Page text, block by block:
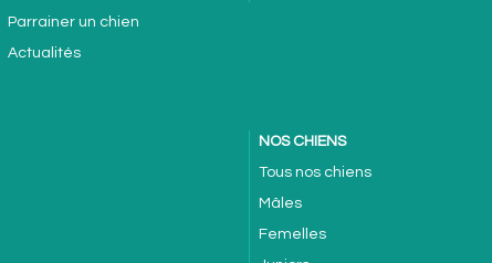
Parrainer un chien
Actualités
NOS CHIENS
Tous nos chiens
Mâles
Femelles